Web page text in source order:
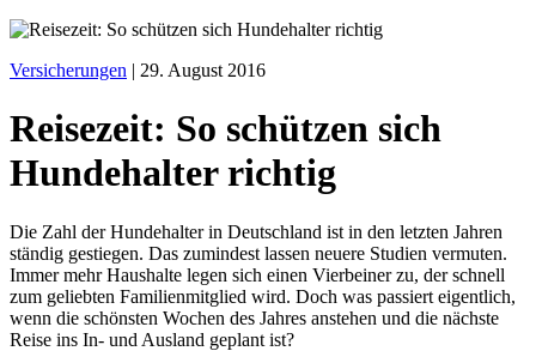
Versicherungen | 29. August 2016
Reisezeit: So schützen sich
Hundehalter richtig
Die Zahl der Hundehalter in Deutschland ist in den letzten Jahren
ständig gestiegen. Das zumindest lassen neuere Studien vermuten.
Immer mehr Haushalte legen sich einen Vierbeiner zu, der schnell
zum geliebten Familienmitglied wird. Doch was passiert eigentlich,
wenn die schönsten Wochen des Jahres anstehen und die nächste
Reise ins In- und Ausland geplant ist?